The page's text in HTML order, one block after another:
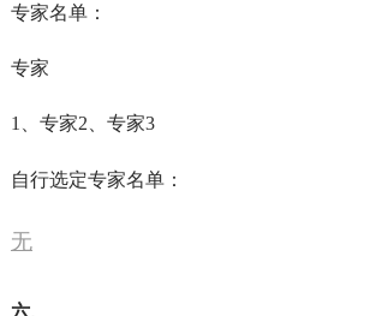
专家名单：
专家
1、专家2、专家3
自行选定专家名单：
无
六、